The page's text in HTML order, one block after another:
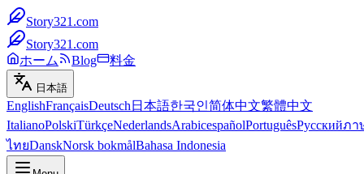
Story321.com
Story321.com
ホーム
Blog 料金
日本語
EnglishFrançaisDeutsch 日本語한국인简体中文繁體中文
ItalianoPolskiTürkçeNederlandsArabicespañolPortuguêsРусскийภา
ไทยDanskNorsk bokmålBahasa Indonesia